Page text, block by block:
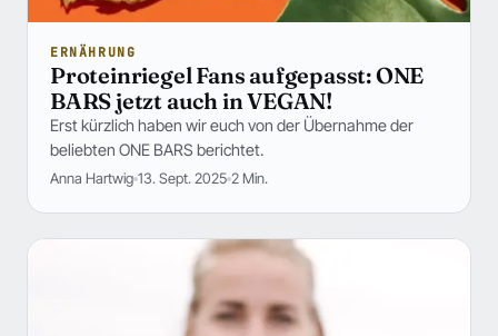
ERNÄHRUNG
Proteinriegel Fans aufgepasst: ONE
BARS jetzt auch in VEGAN!
Erst kürzlich haben wir euch von der Übernahme der
beliebten ONE BARS berichtet.
Anna Hartwig 13. Sept. 2025 2 Min.